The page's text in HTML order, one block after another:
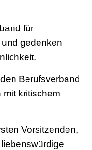
für
gedenken
Berufsverband
mit kritischem
Vorsitzenden,